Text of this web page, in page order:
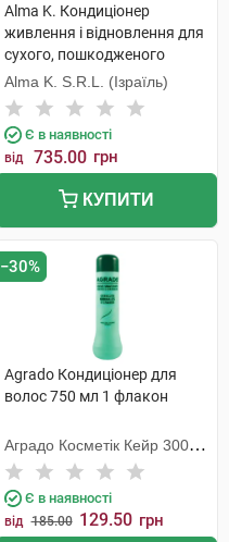
Alma K. Кондиціонер
живлення і відновлення для
сухого, пошкодженого
волосся 300 мл 1 флакон
Alma K. S.R.L. (Ізраїль)
Є в наявності
від 735.00 грн
КУПИТИ
−30%
Agrado Кондиціонер для
волос 750 мл 1 флакон
Аградо Косметік Кейр 3000
С.Л.У.
Є в наявності
від 185.00 129.50 грн